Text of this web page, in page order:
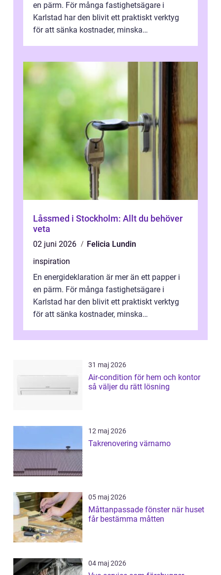
en pärm. För många fastighetsägare i
Karlstad har den blivit ett praktiskt verktyg
för att sänka kostnader, minska
Låssmed i Stockholm: Allt du behöver
veta
02 juni 2026
Felicia Lundin
inspiration
En energideklaration är mer än ett papper i
en pärm. För många fastighetsägare i
Karlstad har den blivit ett praktiskt verktyg
för att sänka kostnader, minska
31 maj 2026
Air-condition för hem och kontor
så väljer du rätt lösning
12 maj 2026
Takrenovering värnamo
05 maj 2026
Måttanpassade fönster när huset
får bestämma måtten
04 maj 2026